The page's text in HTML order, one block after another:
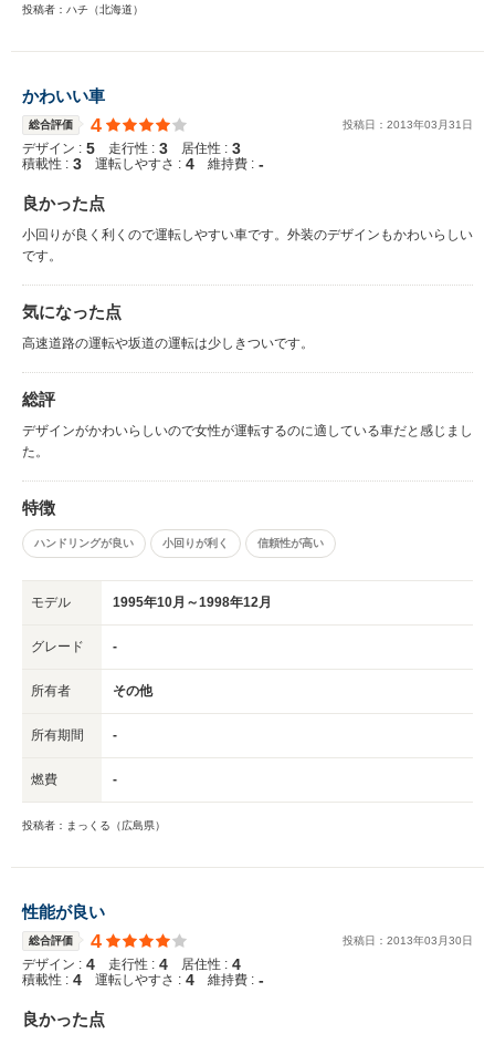
投稿者：ハチ（北海道）
かわいい車
総合評価 4 投稿日： 2013年03 月31 日
デザイン : 5 走行性 : 3 居住性 : 3
積載性 : 3 運転しやすさ : 4 維持費 : -
良かった点
小回りが良く利くので運転しやすい車です。外装のデザインもかわいらしい
です。
気になった点
高速道路の運転や坂道の運転は少しきついです。
総評
デザインがかわいらしいので女性が運転するのに適している車だと感じまし
た。
特徴
ハンドリングが良い 小回りが利く 信頼性が高い
モデル 1995年10月～1998年12月
グレード -
所有者 その他
所有期間 -
燃費 -
投稿者：まっくる（広島県）
性能が良い
総合評価 4 投稿日： 2013年03 月30日
デザイン : 4 走行性 : 4 居住性 : 4
積載性 : 4 運転しやすさ : 4 維持費 : -
良かった点